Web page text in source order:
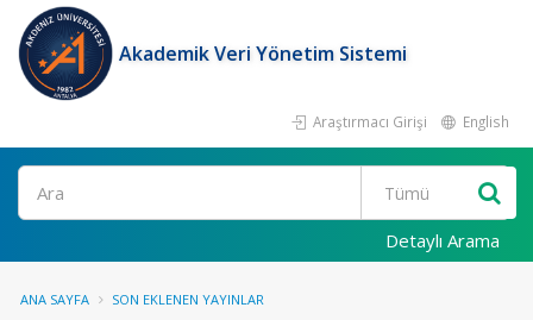
Akademik Veri Yönetim Sistemi
Araştırmacı Girişi English
Ara
Detaylı Arama
ANA SAYFA SON EKLENEN YAYINLAR